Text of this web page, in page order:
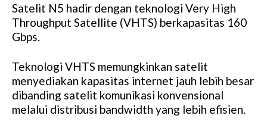
Satelit N5 hadir dengan teknologi Very High
Throughput Satellite (VHTS) berkapasitas 160
Gbps.
Teknologi VHTS memungkinkan satelit
menyediakan kapasitas internet jauh lebih besar
dibanding satelit komunikasi konvensional
melalui distribusi bandwidth yang lebih efisien.